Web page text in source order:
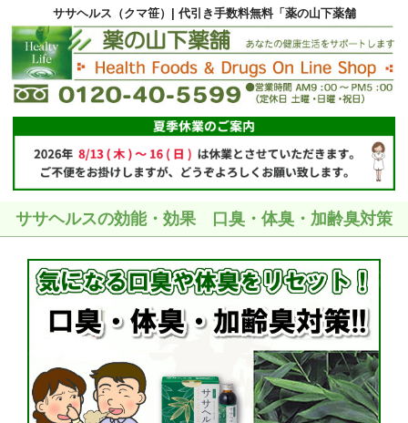
ササヘルス（クマ笹）| 代引き手数料無料「薬の山下薬舗
ササヘルスの効能・効果 口臭・体臭・加齢臭対策